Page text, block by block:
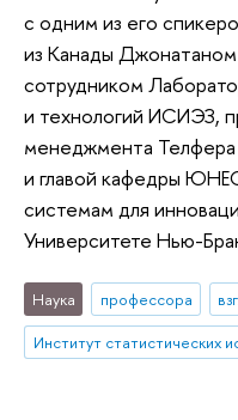
с одним из его
из Канады
сотрудником
и технологий ИСИЭЗ,
менеджмента
и главой кафедры
системам для
Университете Нью-
Наука профессора